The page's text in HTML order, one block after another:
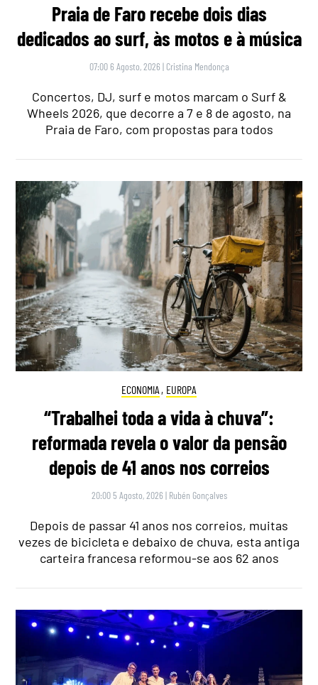
Praia de Faro recebe dois dias
dedicados ao surf, às motos e à música
07:00 6 Agosto, 2026 | Cristina Mendonça
Concertos, DJ, surf e motos marcam o Surf &
Wheels 2026, que decorre a 7 e 8 de agosto, na
Praia de Faro, com propostas para todos
ECONOMIA , EUROPA
“Trabalhei toda a vida à chuva”:
reformada revela o valor da pensão
depois de 41 anos nos correios
20:00 5 Agosto, 2026 | Rubén Gonçalves
Depois de passar 41 anos nos correios, muitas
vezes de bicicleta e debaixo de chuva, esta antiga
carteira francesa reformou-se aos 62 anos